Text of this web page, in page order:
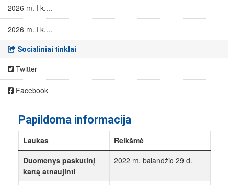
2026 m. I k....
2026 m. I k....
Socialiniai tinklai
Twitter
Facebook
Papildoma informacija
Laukas
Reikšmė
Duomenys paskutinį
kartą atnaujinti
2022 m. balandžio 29 d.